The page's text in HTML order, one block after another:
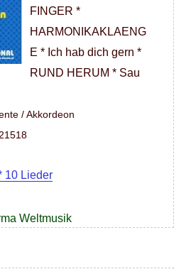
FINGER *
HARMONIKAKLAENG
E * Ich hab dich gern *
RUND HERUM * Sau
/ Akkordeon
10 Lieder
Weltmusik